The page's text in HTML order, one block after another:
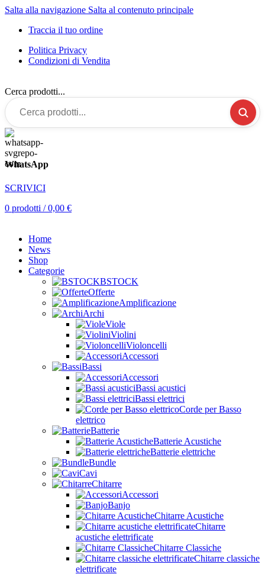
Salta alla navigazione Salta al contenuto principale
Traccia il tuo ordine
Politica Privacy
Condizioni di Vendita
Cerca prodotti...
WhatsApp
SCRIVICI
0 prodotti / 0,00 €
Home
News
Shop
Categorie
BSTOCK
Offerte
Amplificazione
Archi
Viole
Violini
Violoncelli
Accessori
Bassi
Accessori
Bassi acustici
Bassi elettrici
Corde per Basso
elettrico
Batterie
Batterie Acustiche
Batterie elettriche
Bundle
Cavi
Chitarre
Accessori
Banjo
Chitarre Acustiche
Chitarre
acustiche elettrificate
Chitarre Classiche
Chitarre classiche
elettrificate